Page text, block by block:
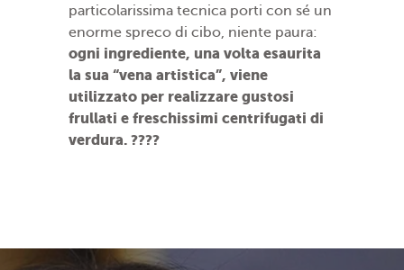
particolarissima tecnica porti con sé un
enorme spreco di cibo, niente paura:
ogni ingrediente, una volta esaurita
la sua “vena artistica”, viene
utilizzato per realizzare gustosi
frullati e freschissimi centrifugati di
verdura. ????